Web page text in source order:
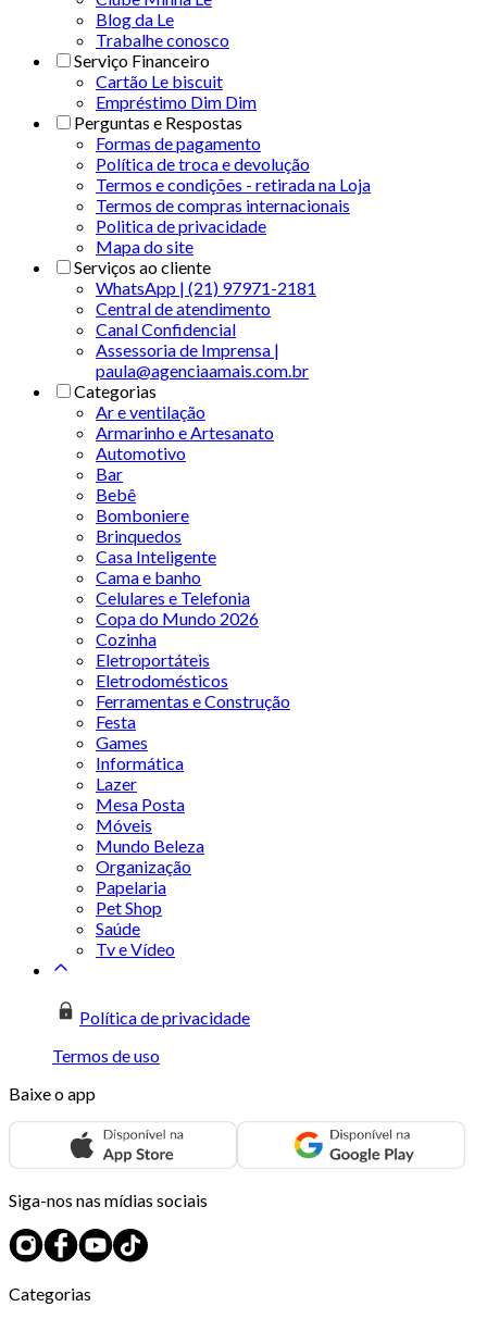
Blog da Le
Trabalhe conosco
Serviço Financeiro
Cartão Le biscuit
Empréstimo Dim Dim
Perguntas e Respostas
Formas de pagamento
Política de troca e devolução
Termos e condições - retirada na Loja
Termos de compras internacionais
Politica de privacidade
Mapa do site
Serviços ao cliente
WhatsApp | (21) 97971-2181
Central de atendimento
Canal Confidencial
Assessoria de Imprensa |
paula@agenciaamais.com.br
Categorias
Ar e ventilação
Armarinho e Artesanato
Automotivo
Bar
Bebê
Bomboniere
Brinquedos
Casa Inteligente
Cama e banho
Celulares e Telefonia
Copa do Mundo 2026
Cozinha
Eletroportáteis
Eletrodomésticos
Ferramentas e Construção
Festa
Games
Informática
Lazer
Mesa Posta
Móveis
Mundo Beleza
Organização
Papelaria
Pet Shop
Saúde
Tv e Vídeo
Política de privacidade
Termos de uso
Baixe o app
Siga-nos nas mídias sociais
Categorias